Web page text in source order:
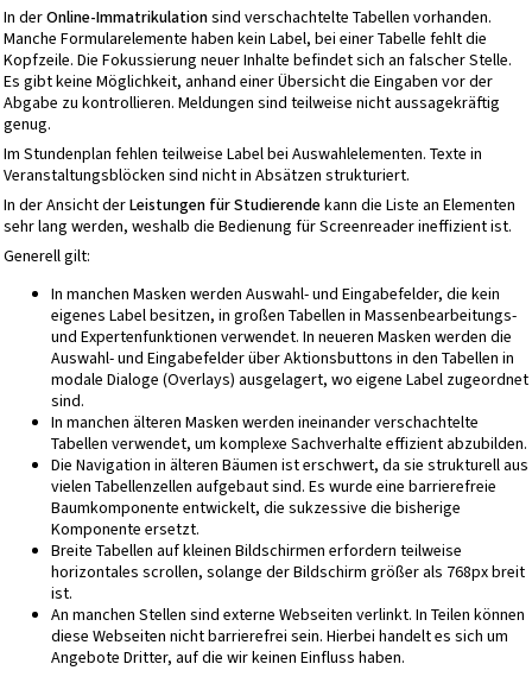
In derOnline-Immatrikulationsind verschachtelte Tabellen vorhanden.
Manche Formularelemente haben kein Label, bei einer Tabelle fehlt die
Kopfzeile. Die Fokussierung neuer Inhalte befindet sich an falscher Stelle.
Es gibt keine Möglichkeit, anhand einer Übersicht die Eingaben vor der
Abgabe zu kontrollieren. Meldungen sind teilweise nicht aussagekräftig
genug.
Im Stundenplan fehlen teilweise Label bei Auswahlelementen. Texte in
Veranstaltungsblöcken sind nicht in Absätzen strukturiert.
In der Ansicht derLeistungen für Studierendekann die Liste an Elementen
sehr lang werden, weshalb die Bedienung für Screenreader ineffizient ist.
Generell gilt:
In manchen Masken werden Auswahl- und Eingabefelder, die kein
eigenes Label besitzen, in großen Tabellen in Massenbearbeitungs-
und Expertenfunktionen verwendet. In neueren Masken werden die
Auswahl- und Eingabefelder über Aktionsbuttons in den Tabellen in
modale Dialoge (Overlays) ausgelagert, wo eigene Label zugeordnet
sind.
In manchen älteren Masken werden ineinander verschachtelte
Tabellen verwendet, um komplexe Sachverhalte effizient abzubilden.
Die Navigation in älteren Bäumen ist erschwert, da sie strukturell aus
vielen Tabellenzellen aufgebaut sind. Es wurde eine barrierefreie
Baumkomponente entwickelt, die sukzessive die bisherige
Komponente ersetzt.
Breite Tabellen auf kleinen Bildschirmen erfordern teilweise
horizontales scrollen, solange der Bildschirm größer als 768px breit
ist.
An manchen Stellen sind externe Webseiten verlinkt. In Teilen können
diese Webseiten nicht barrierefrei sein. Hierbei handelt es sich um
Angebote Dritter, auf die wir keinen Einfluss haben.